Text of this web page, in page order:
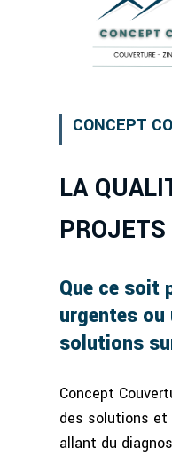
CONCEPT
LA
Que ce soit
urgentes
solutions
Concept
des solutions et
allant du